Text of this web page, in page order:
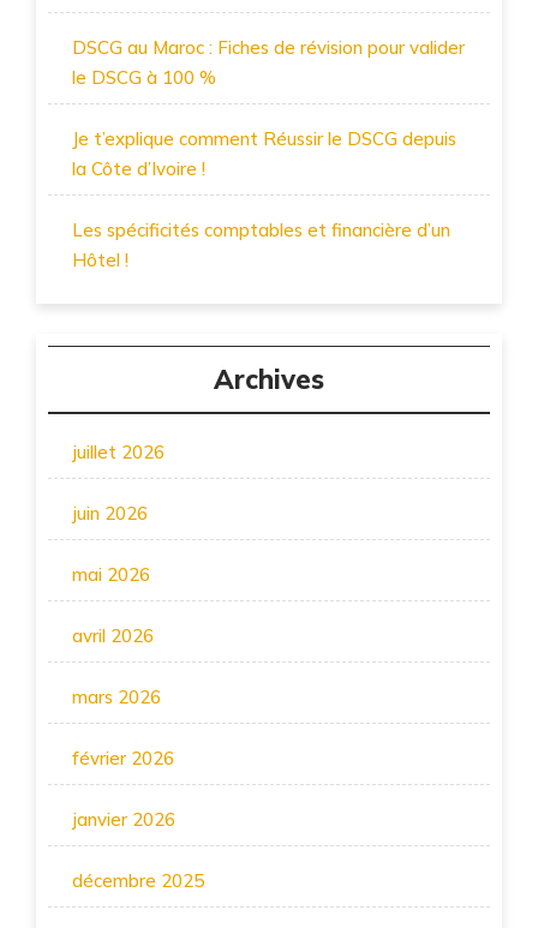
DSCG au Maroc : Fiches de révision pour valider
le DSCG à 100 %
Je t’explique comment Réussir le DSCG depuis
la Côte d’Ivoire !
Les spécificités comptables et financière d’un
Hôtel !
Archives
juillet 2026
juin 2026
mai 2026
avril 2026
mars 2026
février 2026
janvier 2026
décembre 2025